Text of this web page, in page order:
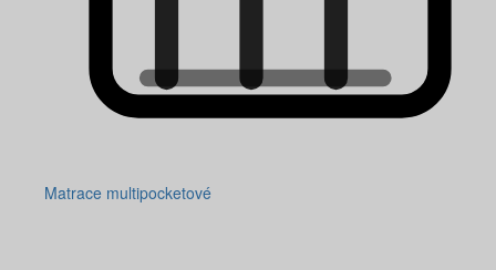
Matrace multipocketové